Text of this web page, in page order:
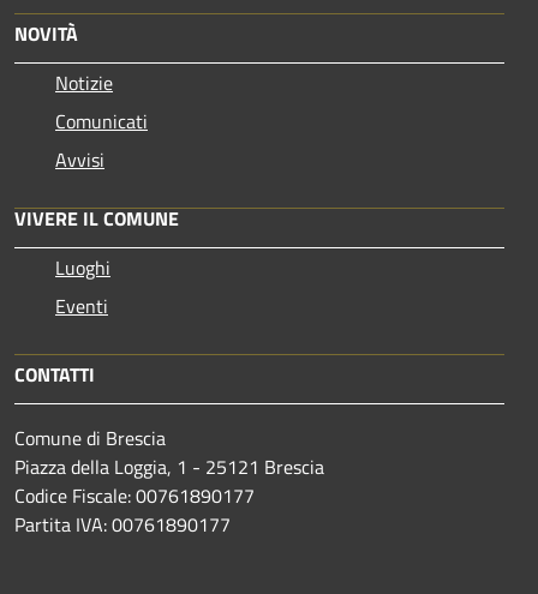
NOVITÀ
Notizie
Comunicati
Avvisi
VIVERE IL COMUNE
Luoghi
Eventi
CONTATTI
Comune di Brescia
Piazza della Loggia, 1 - 25121 Brescia
Codice Fiscale: 00761890177
Partita IVA: 00761890177